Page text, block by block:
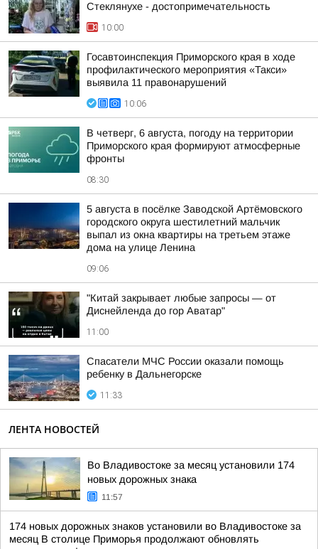
Стеклянухе - достопримечательность
10:00
Госавтоинспекция Приморского края в ходе
профилактического мероприятия «Такси»
выявила 11 правонарушений
10:06
В четверг, 6 августа, погоду на территории
Приморского края формируют атмосферные
фронты
08:30
5 августа в посёлке Заводской Артёмовского
городского округа шестилетний мальчик
выпал из окна квартиры на третьем этаже
дома на улице Ленина
09:06
"Китай закрывает любые запросы — от
Диснейленда до гор Аватар"
11:00
Спасатели МЧС России оказали помощь
ребенку в Дальнегорске
11:33
ЛЕНТА НОВОСТЕЙ
Во Владивостоке за месяц установили 174
новых дорожных знака
11:57
174 новых дорожных знаков установили во Владивостоке за
месяц В столице Приморья продолжают обновлять